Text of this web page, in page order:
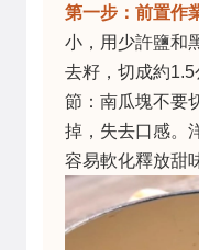
第一步：前置作
小，用少許鹽和
去籽，切成約
節：南瓜塊不要
掉，失去口感。
容易軟化釋放甜